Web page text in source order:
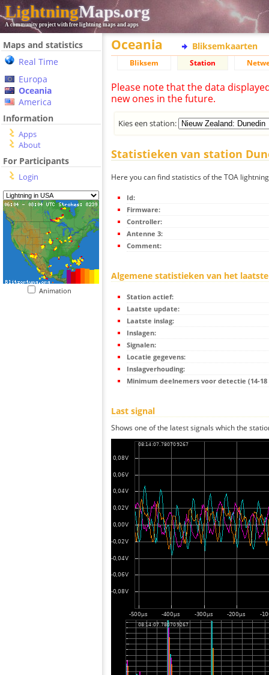
LightningMaps.org
A community project with free lightning maps and apps
Maps and statistics
Real Time
Europa
Oceania
America
Information
Apps
About
For Participants
Login
Animation
Oceania Bliksemkaarten
Bliksem Station
Please note that the data
new ones in the future.
Kies een station:
Statistieken van station
Here you can find statistics of the TOA
Id:
Firmware:
Controller:
Antenne 3:
Comment:
Algemene statistieken van het
Station actief:
Laatste update:
Laatste inslag:
Inslagen:
Signalen:
Locatie gegevens:
Inslagverhouding:
Minimum deelnemers voor detectie (14-
Last signal
Shows one of the latest signals which the